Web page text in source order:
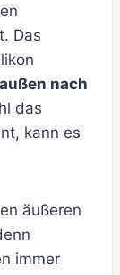
Das
nach
das
kann es
äußeren
immer